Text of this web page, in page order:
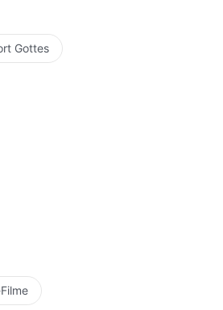
Gottes